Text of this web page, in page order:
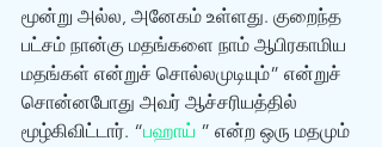
மூன்று அல்ல, அனேகம் உள்ளது. குறைந்த
பட்சம் நான்கு மதங்களை நாம் ஆபிரகாமிய
மதங்கள் என்றுச் சொல்லமுடியும்” என்றுச்
சொன்னபோது அவர் ஆச்சரியத்தில்
மூழ்கிவிட்டார். “பஹாய் ” என்ற ஒரு மதமும்